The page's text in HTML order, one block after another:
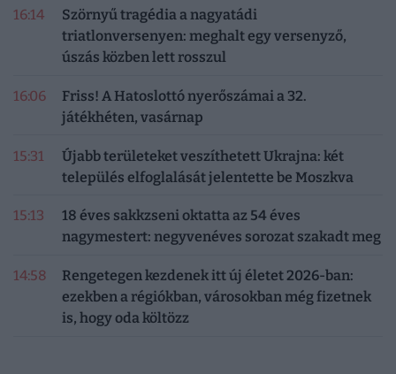
16:14
Szörnyű tragédia a nagyatádi
triatlonversenyen: meghalt egy versenyző,
úszás közben lett rosszul
16:06
Friss! A Hatoslottó nyerőszámai a 32.
játékhéten, vasárnap
15:31
Újabb területeket veszíthetett Ukrajna: két
település elfoglalását jelentette be Moszkva
15:13
18 éves sakkzseni oktatta az 54 éves
nagymestert: negyvenéves sorozat szakadt meg
14:58
Rengetegen kezdenek itt új életet 2026-ban:
ezekben a régiókban, városokban még fizetnek
is, hogy oda költözz